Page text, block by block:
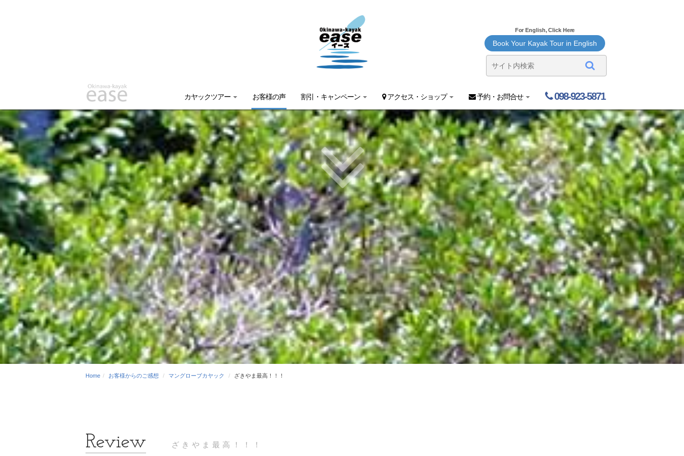
For English, Click Here
Book Your Kayak Tour in English
カヤックツアー お客様の声 割引・キャンペーン アクセス・ショップ 予約・お問合せ 098-923-5871
Home お客様からのご感想 マングローブカヤック ざきやま最高！！！
ざきやま最高！！！